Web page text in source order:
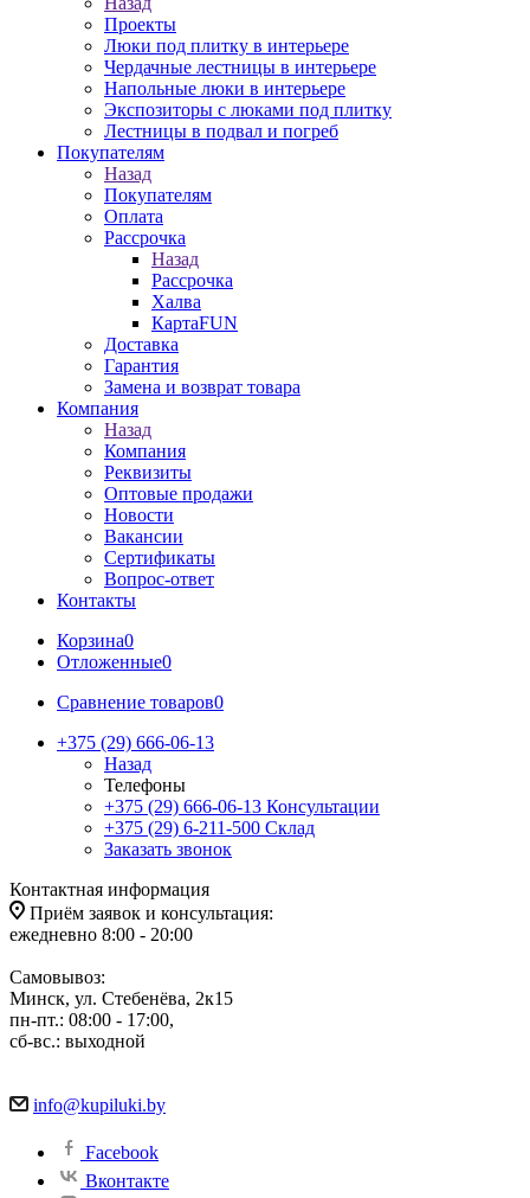
Проекты
Люки под плитку в интерьере
Чердачные лестницы в интерьере
Напольные люки в интерьере
Экспозиторы с люками под плитку
Лестницы в подвал и погреб
Покупателям
Назад
Покупателям
Оплата
Рассрочка
Назад
Рассрочка
Халва
КартаFUN
Доставка
Гарантия
Замена и возврат товара
Компания
Назад
Компания
Реквизиты
Оптовые продажи
Новости
Вакансии
Сертификаты
Вопрос-ответ
Контакты
Корзина0
Отложенные0
Сравнение товаров0
+375 (29) 666-06-13
Назад
Телефоны
+375 (29) 666-06-13 Консультации
+375 (29) 6-211-500 Склад
Заказать звонок
Контактная информация
Приём заявок и консультация:
ежедневно 8:00 - 20:00
Самовывоз:
Минск, ул. Стебенёва, 2к15
пн-пт.: 08:00 - 17:00,
сб-вс.: выходной
info@kupiluki.by
Facebook
Вконтакте